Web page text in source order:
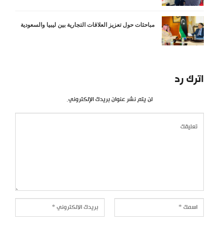
مباحثات حول تعزيز العلاقات التجارية بين ليبيا والسعودية
اترك رد
لن يتم نشر عنوان بريدك الإلكتروني.